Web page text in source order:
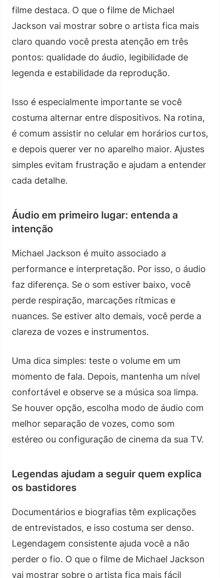
filme destaca. O que o filme de Michael
Jackson vai mostrar sobre o artista fica mais
claro quando você presta atenção em três
pontos: qualidade do áudio, legibilidade de
legenda e estabilidade da reprodução.
Isso é especialmente importante se você
costuma alternar entre dispositivos. Na rotina,
é comum assistir no celular em horários curtos,
e depois querer ver no aparelho maior. Ajustes
simples evitam frustração e ajudam a entender
cada detalhe.
Áudio em primeiro lugar: entenda a
intenção
Michael Jackson é muito associado a
performance e interpretação. Por isso, o áudio
faz diferença. Se o som estiver baixo, você
perde respiração, marcações rítmicas e
nuances. Se estiver alto demais, você perde a
clareza de vozes e instrumentos.
Uma dica simples: teste o volume em um
momento de fala. Depois, mantenha um nível
confortável e observe se a música soa limpa.
Se houver opção, escolha modo de áudio com
melhor separação de vozes, como som
estéreo ou configuração de cinema da sua TV.
Legendas ajudam a seguir quem explica
os bastidores
Documentários e biografias têm explicações
de entrevistados, e isso costuma ser denso.
Legendagem consistente ajuda você a não
perder o fio. O que o filme de Michael Jackson
vai mostrar sobre o artista fica mais fácil